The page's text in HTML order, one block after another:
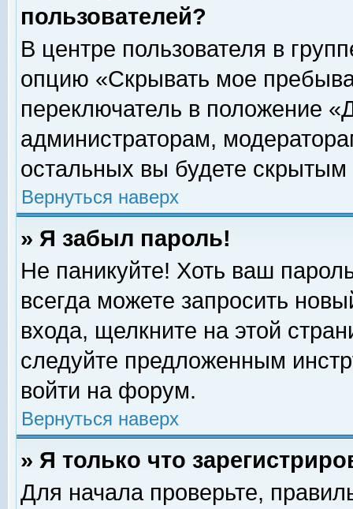
пользователей?
В центре пользователя в
опцию «Скрывать мое
переключатель в положение
администраторам,
остальных вы будете скрытым
Вернуться наверх
» Я забыл пароль!
Не паникуйте! Хоть ваш
всегда можете запросить
входа, щелкните на этой
следуйте предложенным
войти на форум.
Вернуться наверх
» Я только что
Для начала проверьте,